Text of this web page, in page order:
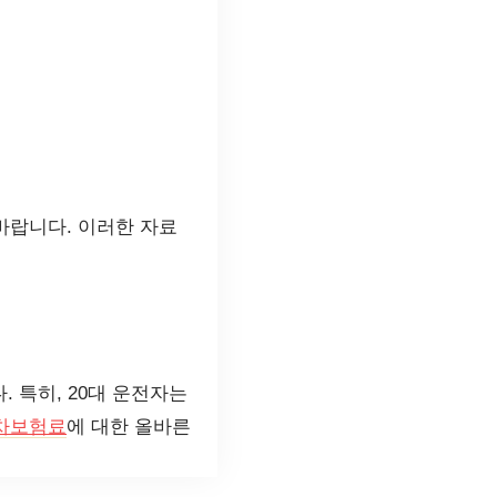
랍니다. 이러한 자료
특히, 20대 운전자는
보험료 에 대한 올바른